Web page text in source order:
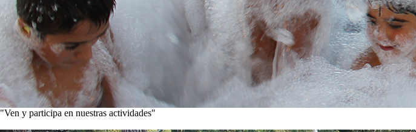
"Ven y participa en nuestras actividades"